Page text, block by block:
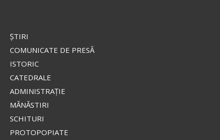
ŞTIRI
COMUNICATE DE PRESĂ
ISTORIC
CATEDRALE
ADMINISTRAŢIE
MĂNĂSTIRI
SCHITURI
PROTOPOPIATE